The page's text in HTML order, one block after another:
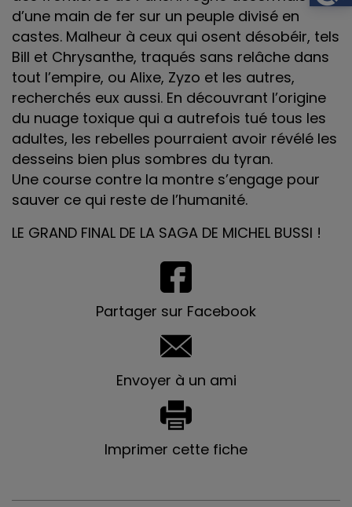
d’une main de fer sur un peuple divisé en
castes. Malheur à ceux qui osent désobéir, tels
Bill et Chrysanthe, traqués sans relâche dans
tout l’empire, ou Alixe, Zyzo et les autres,
recherchés eux aussi. En découvrant l’origine
du nuage toxique qui a autrefois tué tous les
adultes, les rebelles pourraient avoir révélé les
desseins bien plus sombres du tyran.
Une course contre la montre s’engage pour
sauver ce qui reste de l’humanité.
LE GRAND FINAL DE LA SAGA DE MICHEL BUSSI !
Partager sur Facebook
Envoyer à un ami
Imprimer cette fiche